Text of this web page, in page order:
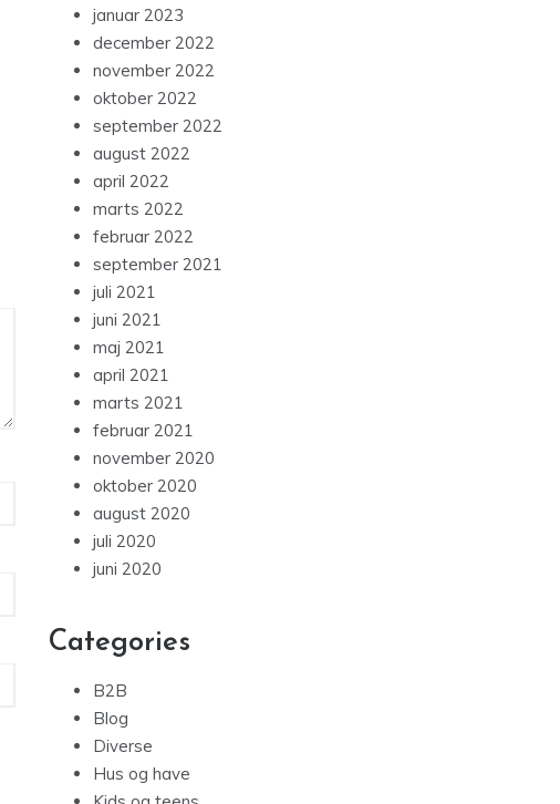
januar 2023
december 2022
november 2022
oktober 2022
september 2022
august 2022
april 2022
marts 2022
februar 2022
september 2021
juli 2021
juni 2021
maj 2021
april 2021
marts 2021
februar 2021
november 2020
oktober 2020
august 2020
juli 2020
juni 2020
Categories
B2B
Blog
Diverse
Hus og have